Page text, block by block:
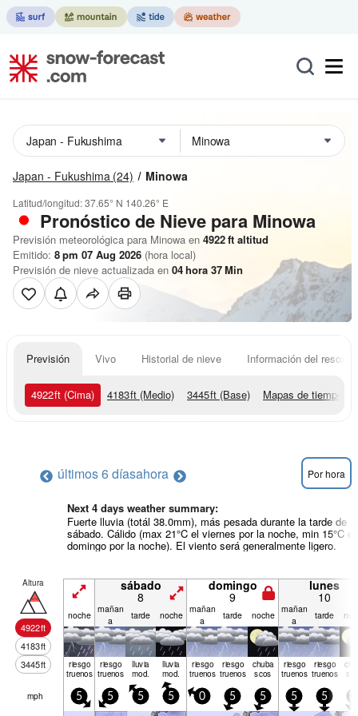
Japan - Fukushima (24) Minowa
Latitud/longitud:37.65° N 140.26° E
Pronóstico de Nieve para Minowa
Previsión meteorológica para Minowa en 4922ft altitud
Emitido: 8 pm 07 Aug 2026 (hora local)
Previsión de nieve actualizada en 04hora 37Min
Previsión Vivo Historial de nieve Información del resort
4922ft (Cima) 4183ft (Medio) 3445ft (Base) Mapas de tiempo
últimos 6 díasahora Por hora
Next 4 days weather summary:
Fuerte lluvia (totál 38.0mm), más pesada durante la tarde de
sábado. Cálido (max 21°C el viernes por la noche, min 15°C el
domingo por la noche). El viento será generalmente ligero.
Altura
4922ft
4183ft
3445ft
sábado
8
domingo
9
lunes
10
noche mañan
a
tarde noche mañan
a
tarde noche mañan
a
tarde
riesgo
truenos
riesgo
truenos
lluvia
mod.
lluvia
mod.
riesgo
truenos
riesgo
truenos
chuba
scos
riesgo
truenos
riesgo
truenos
mph 5 5 5 5 0 5 5 5 5